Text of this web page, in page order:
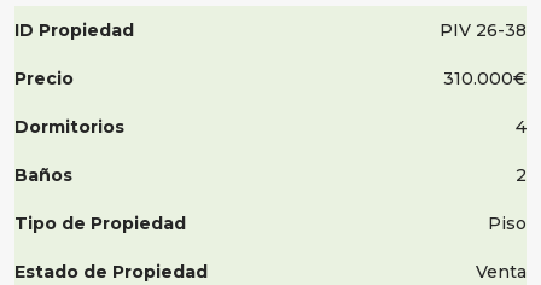
ID Propiedad PIV 26-38
Precio 310.000€
Dormitorios 4
Baños 2
Tipo de Propiedad Piso
Estado de Propiedad Venta